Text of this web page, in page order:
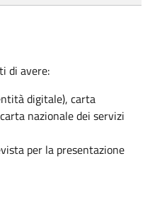
di avere:
digitale), carta
nazionale dei servizi
per la presentazione